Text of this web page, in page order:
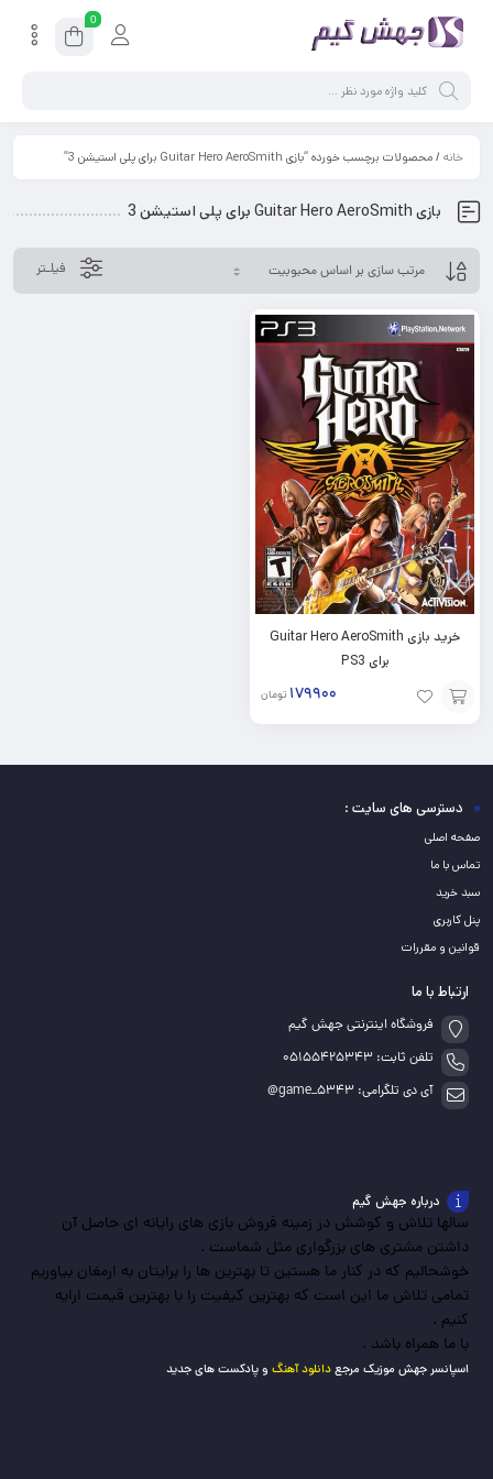
0
خانه / محصولات برچسب خورده “بازی Guitar Hero AeroSmith برای پلی استیشن 3”
بازی Guitar Hero AeroSmith برای پلی استیشن 3
فیلـتر
خرید بازی Guitar Hero AeroSmith
برای PS3
۱۷۹۹۰۰ تومان
افزودن
به
دسترسی های سایت :
صفحه اصلی
تماس با ما
سبد خرید
پنل کاربری
قوانین و مقررات
ارتباط با ما
فروشگاه اینترنتی جهش گیم
تلفن ثابت: 05155425343
آی دی تلگرامی: game_5343@
درباره جهش گیم
سالها تلاش و کوشش در زمینه فروش بازی های رایانه ای حاصل آن
داشتن مشتری های بزرگواری مثل شماست .
خوشحالیم که در کنار ما هستین تا بهترین ها را برایتان به ارمغان بیاوریم
تمامی تلاش ما این است که بهترین کیفیت را با بهترین قیمت ارایه
کنیم .
با ما همراه باشد .
اسپانسر جهش موزیک مرجعدانلود آهنگ و پادکست های جدید